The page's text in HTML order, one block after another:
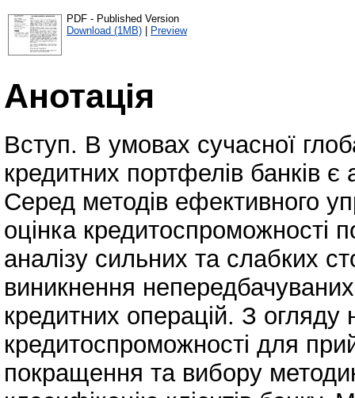
PDF - Published Version
Download (1MB) | Preview
Анотація
Вступ. В умовах сучасної
кредитних портфелів банків
Серед методів ефективного
оцінка кредитоспроможності
аналізу сильних та слабких
виникнення
кредитних операцій. З огляду
кредитоспроможності для
покращення та вибору